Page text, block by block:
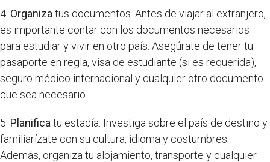
4. Organiza tus documentos. Antes de viajar al extranjero,
es importante contar con los documentos necesarios
para estudiar y vivir en otro país. Asegúrate de tener tu
pasaporte en regla, visa de estudiante (si es requerida),
seguro médico internacional y cualquier otro documento
que sea necesario.
5. Planifica tu estadía. Investiga sobre el país de destino y
familiarízate con su cultura, idioma y costumbres.
Además, organiza tu alojamiento, transporte y cualquier